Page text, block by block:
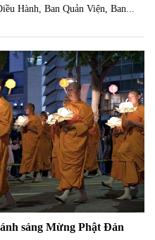
Hành, Ban Quản Viện, Ban...
sáng Mừng Phật Đản